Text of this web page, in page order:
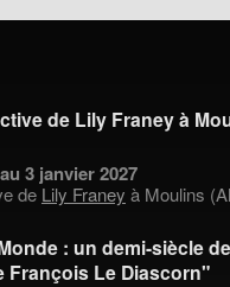
de Lily Franey à
3 janvier 2027
de Lily Franey à Moulins
: un demi-siècle de
François Le Diascorn"